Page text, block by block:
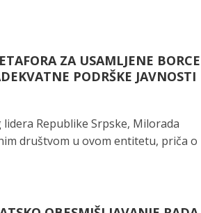
ZA USAMLJENE BORCE
PODRŠKE JAVNOSTI
Republike Srpske, Milorada
društvom u ovom entitetu, priča o